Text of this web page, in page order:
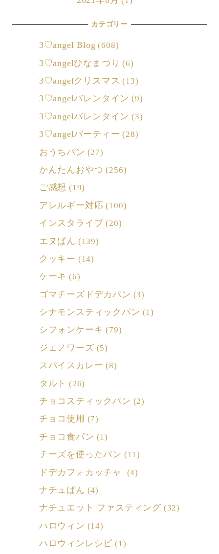
カテゴリー
3♡angel Blog (608)
3♡angelひなまつり (6)
3♡angelクリスマス (13)
3♡angelバレンタイン (9)
3♡angelバレンタイン (3)
3♡angelパーティー (28)
おうちパン (27)
かんたんおやつ (256)
ご感想 (19)
アレルギー対応 (100)
インスタライブ (20)
エヌぱん (139)
クッキー (14)
ケーキ (6)
ゴマチーズドデカパン (3)
シナモンスティックパン (1)
シフォンケーキ (79)
ジェノワーズ (5)
スパイスカレー (8)
タルト (26)
チョコスティックパン (2)
チョコ使用 (7)
チョコ食パン (1)
チーズを使ったパン (11)
ドデカフォカッチャ (4)
ナチュぱん (4)
ナチュエット ファスティング (32)
ハロウィン (14)
ハロウィンレシピ (1)